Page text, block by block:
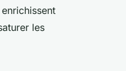
les